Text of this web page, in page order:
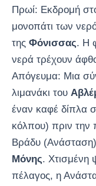
Πρωί: Εκδρομή
μονοπάτι των
της Φόνισσας. Η
νερά τρέχουν
Απόγευμα: Μια
λιμανάκι του
έναν καφέ δίπλα
κόλπου) πριν την
Βράδυ
Μόνης. Χτισμένη
πέλαγος, η